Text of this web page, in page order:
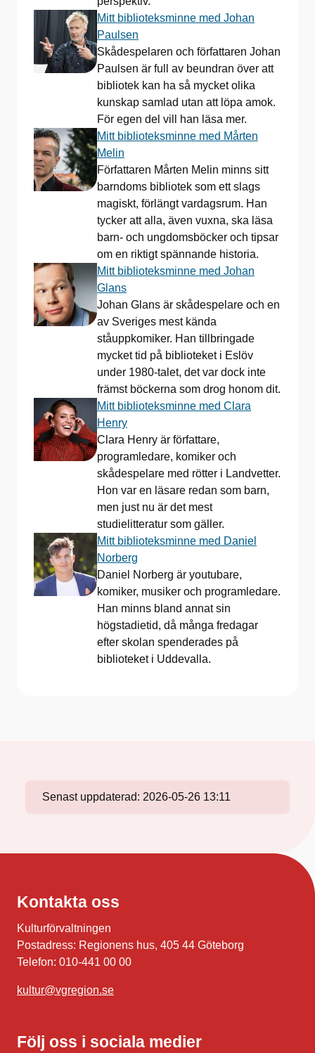
Mitt biblioteksminne med Johan
Paulsen
Skådespelaren och författaren Johan
Paulsen är full av beundran över att
bibliotek kan ha så mycket olika
kunskap samlad utan att löpa amok.
För egen del vill han läsa mer.
Mitt biblioteksminne med Mårten
Melin
Författaren Mårten Melin minns sitt
barndoms bibliotek som ett slags
magiskt, förlängt vardagsrum. Han
tycker att alla, även vuxna, ska läsa
barn- och ungdomsböcker och tipsar
om en riktigt spännande historia.
Mitt biblioteksminne med Johan
Glans
Johan Glans är skådespelare och en
av Sveriges mest kända
ståuppkomiker. Han tillbringade
mycket tid på biblioteket i Eslöv
under 1980-talet, det var dock inte
främst böckerna som drog honom dit.
Mitt biblioteksminne med Clara
Henry
Clara Henry är författare,
programledare, komiker och
skådespelare med rötter i Landvetter.
Hon var en läsare redan som barn,
men just nu är det mest
studielitteratur som gäller.
Mitt biblioteksminne med Daniel
Norberg
Daniel Norberg är youtubare,
komiker, musiker och programledare.
Han minns bland annat sin
högstadietid, då många fredagar
efter skolan spenderades på
biblioteket i Uddevalla.
Senast uppdaterad: 2026-05-26 13:11
Kontakta oss
Kulturförvaltningen
Postadress: Regionens hus, 405 44 Göteborg
Telefon: 010-441 00 00
kultur@vgregion.se
Följ oss i sociala medier